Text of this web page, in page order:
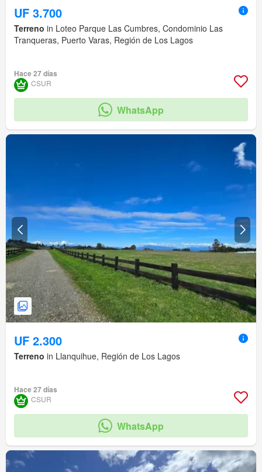
UF 3.700
Terreno in Loteo Parque Las Cumbres, Condominio Las
Tranqueras, Puerto Varas, Región de Los Lagos
Hace 27 días
CSUR
WhatsApp
UF 2.300
Terreno in Llanquihue, Región de Los Lagos
Hace 27 días
CSUR
WhatsApp